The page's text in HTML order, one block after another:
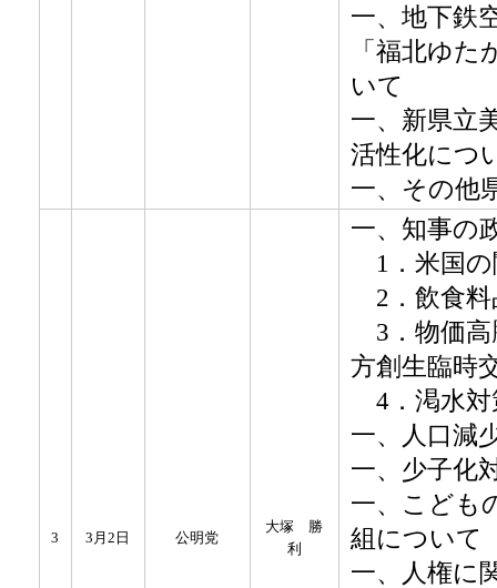
一、地下鉄
「福北ゆ
いて
一、新県立
活性化につ
一、その他
3 3月2日 公明党
大塚 勝
利
一、知事の
1．米国の
2．飲食料
3．物価高
方創生臨時
4．渇水対
一、人口減
一、少子化
一、こども
組について
一、人権に